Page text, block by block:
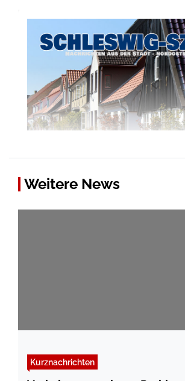
Weitere News
Kurznachrichten